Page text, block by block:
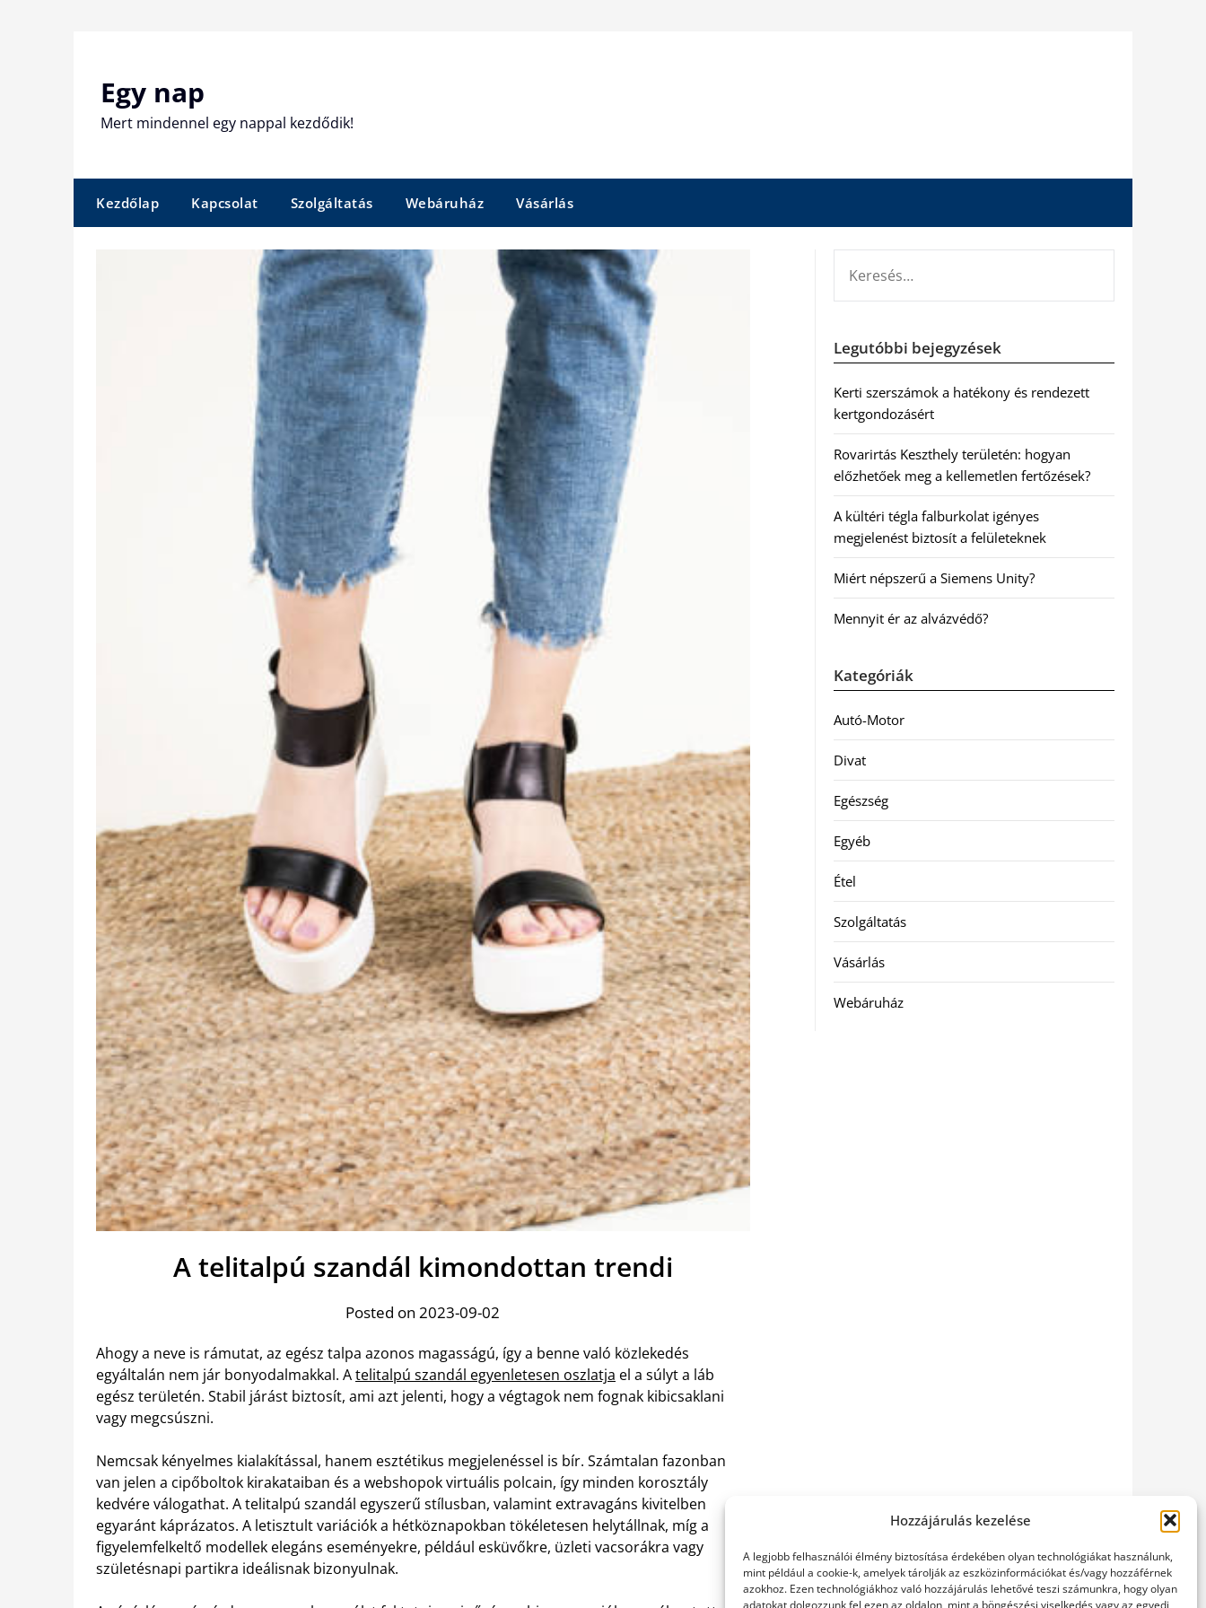
Hozzájárulás kezelése
A legjobb felhasználói élmény biztosítása érdekében olyan technológiákat használunk,
mint például a cookie-k, amelyek tárolják az eszközinformációkat és/vagy hozzáférnek
azokhoz. Ezen technológiákhoz való hozzájárulás lehetővé teszi számunkra, hogy olyan
adatokat dolgozzunk fel ezen az oldalon, mint a böngészési viselkedés vagy az egyedi
Egy nap
Mert mindennel egy nappal kezdődik!
Kezdőlap Kapcsolat Szolgáltatás Webáruház Vásárlás
A telitalpú szandál kimondottan trendi
Posted on 2023-09-02
Ahogy a neve is rámutat, az egész talpa azonos magasságú, így a benne való közlekedés
egyáltalán nem jár bonyodalmakkal. Atelitalpú szandál egyenletesen oszlatja el a súlyt a láb
egész területén. Stabil járást biztosít, ami azt jelenti, hogy a végtagok nem fognak kibicsaklani
vagy megcsúszni.
Nemcsak kényelmes kialakítással, hanem esztétikus megjelenéssel is bír. Számtalan fazonban
van jelen a cipőboltok kirakataiban és a webshopok virtuális polcain, így minden korosztály
kedvére válogathat. A telitalpú szandál egyszerű stílusban, valamint extravagáns kivitelben
egyaránt káprázatos. A letisztult variációk a hétköznapokban tökéletesen helytállnak, míg a
figyelemfelkeltő modellek elegáns eseményekre, például esküvőkre, üzleti vacsorákra vagy
születésnapi partikra ideálisnak bizonyulnak.
Legutóbbi bejegyzések
Kerti szerszámok a hatékony és rendezett
kertgondozásért
Rovarirtás Keszthely területén: hogyan
előzhetőek meg a kellemetlen fertőzések?
A kültéri tégla falburkolat igényes
megjelenést biztosít a felületeknek
Miért népszerű a Siemens Unity?
Mennyit ér az alvázvédő?
Kategóriák
Autó-Motor
Divat
Egészség
Egyéb
Étel
Szolgáltatás
Vásárlás
Webáruház